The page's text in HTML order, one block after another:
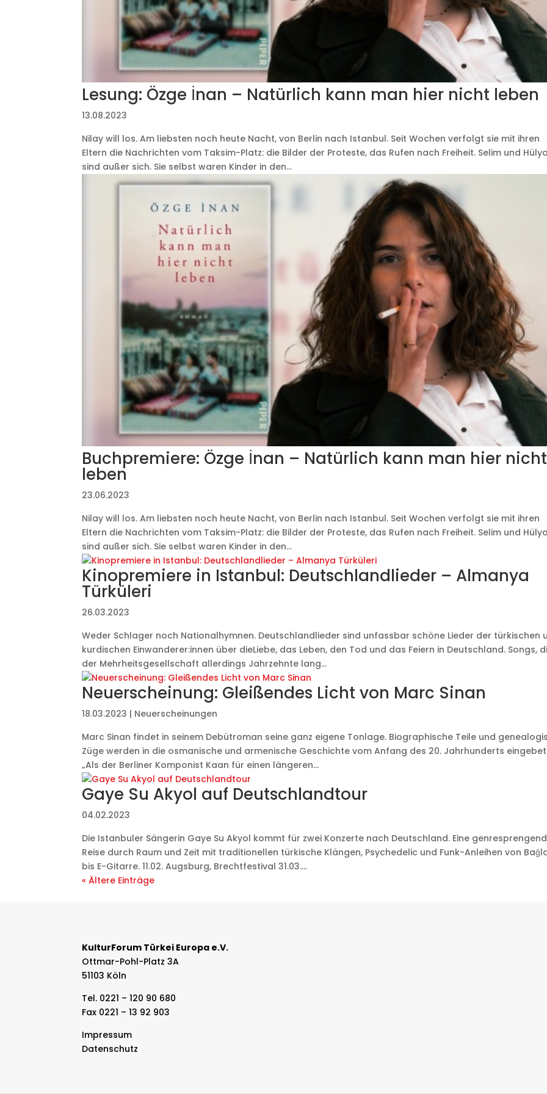
Lesung: Özge İnan – Natürlich kann man hier nicht leben
13.08.2023
Nilay will los. Am liebsten noch heute Nacht, von Berlin nach Istanbul. Seit Wochen verfolgt sie mit ihren
Eltern die Nachrichten vom Taksim-Platz: die Bilder der Proteste, das Rufen nach Freiheit. Selim und
sind außer sich. Sie selbst waren Kinder in den...
Buchpremiere: Özge İnan – Natürlich kann man hier nicht
leben
23.06.2023
Nilay will los. Am liebsten noch heute Nacht, von Berlin nach Istanbul. Seit Wochen verfolgt sie mit ihren
Eltern die Nachrichten vom Taksim-Platz: die Bilder der Proteste, das Rufen nach Freiheit. Selim und
sind außer sich. Sie selbst waren Kinder in den...
Kinopremiere in Istanbul: Deutschlandlieder – Almanya
Türküleri
26.03.2023
Weder Schlager noch Nationalhymnen. Deutschlandlieder sind unfassbar schöne Lieder der türkischen
kurdischen Einwanderer:innen über dieLiebe, das Leben, den Tod und das Feiern in Deutschland. Songs,
der Mehrheitsgesellschaft allerdings Jahrzehnte lang...
Neuerscheinung: Gleißendes Licht von Marc Sinan
18.03.2023 | Neuerscheinungen
Marc Sinan findet in seinem Debütroman seine ganz eigene Tonlage. Biographische Teile und
Züge werden in die osmanische und armenische Geschichte vom Anfang des 20. Jahrhunderts
„Als der Berliner Komponist Kaan für einen längeren...
Gaye Su Akyol auf Deutschlandtour
04.02.2023
Die Istanbuler Sängerin Gaye Su Akyol kommt für zwei Konzerte nach Deutschland. Eine
Reise durch Raum und Zeit mit traditionellen türkische Klängen, Psychedelic und Funk-Anleihen von
bis E-Gitarre. 11.02. Augsburg, Brechtfestival 31.03....
« Ältere Einträge
KulturForum Türkei Europa e.V.
Ottmar-Pohl-Platz 3A
51103 Köln
Tel. 0221 – 120 90 680
Fax 0221 – 13 92 903
Impressum
Datenschutz